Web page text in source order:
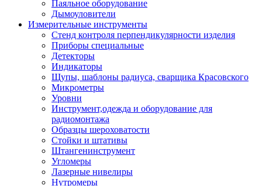
Паяльное оборудование
Дымоуловители
Измерительные инструменты
Стенд контроля перпендикулярности изделия
Приборы специальные
Детекторы
Индикаторы
Щупы, шаблоны радиуса, сварщика Красовского
Микрометры
Уровни
Инструмент,одежда и оборудование для
радиомонтажа
Образцы шероховатости
Стойки и штативы
Штангенинструмент
Угломеры
Лазерные нивелиры
Нутромеры